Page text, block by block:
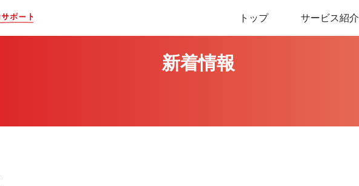
トップ サービス紹介
新着情報